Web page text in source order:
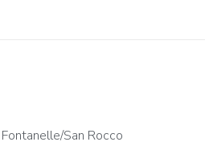
San Rocco